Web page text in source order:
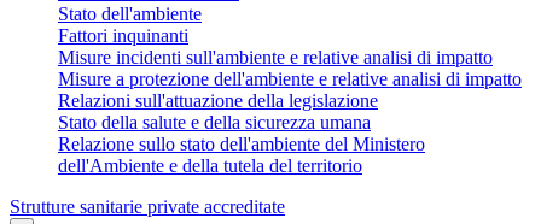
Stato dell'ambiente
Fattori inquinanti
Misure incidenti sull'ambiente e relative analisi di impatto
Misure a protezione dell'ambiente e relative analisi di impatto
Relazioni sull'attuazione della legislazione
Stato della salute e della sicurezza umana
Relazione sullo stato dell'ambiente del Ministero
dell'Ambiente e della tutela del territorio
Strutture sanitarie private accreditate